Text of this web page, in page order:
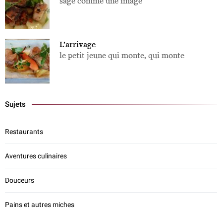
L’arrivage
le petit jeune qui monte, qui monte
Sujets
Restaurants
Aventures culinaires
Douceurs
Pains et autres miches